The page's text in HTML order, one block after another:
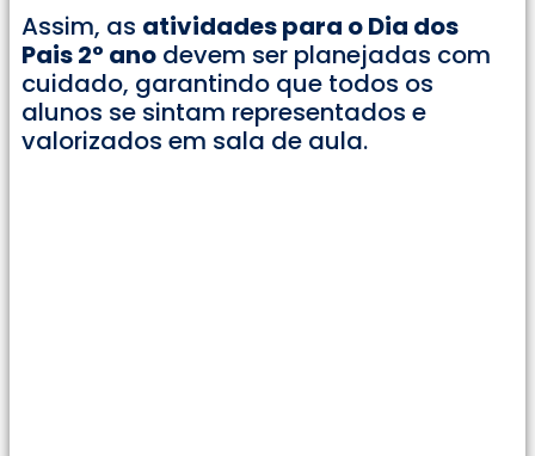
Assim, as atividades para o Dia dos
Pais 2° ano devem ser planejadas com
cuidado, garantindo que todos os
alunos se sintam representados e
valorizados em sala de aula.